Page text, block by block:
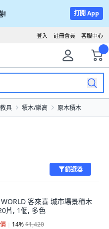
! 打開 App
客服中心
註冊會員
登入
具 積木/樂高 原木積木
篩選器
客來喜 城市場景積木
片, 1個, 多色
14%$1,420